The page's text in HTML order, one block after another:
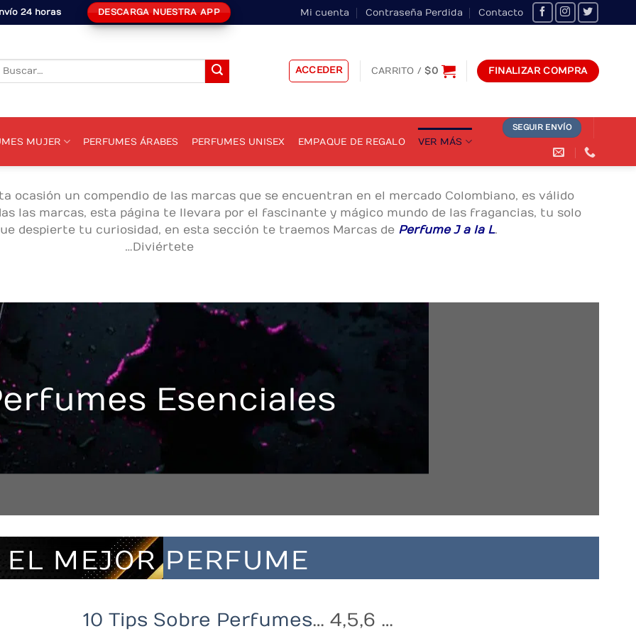
24 horas DESCARGA NUESTRA APP Mi cuenta Contraseña Perdida Contacto
ACCEDER CARRITO /$0 FINALIZAR COMPRA
MUJER PERFUMES ÁRABES PERFUMES UNISEX EMPAQUE DE REGALO VER MÁS
SEGUIR ENVÍO
ocasión un compendio de las marcas que se encuentran en el mercado Colombiano, es válido
las marcas, esta página te llevara por el fascinante y mágico mundo de las fragancias, tu solo
despierte tu curiosidad, en esta sección te traemos Marcas de Perfume J a la L.
…Diviértete
Esenciales
EL MEJOR PERFUME
10 Tips Sobre Perfumes… 4,5,6 …